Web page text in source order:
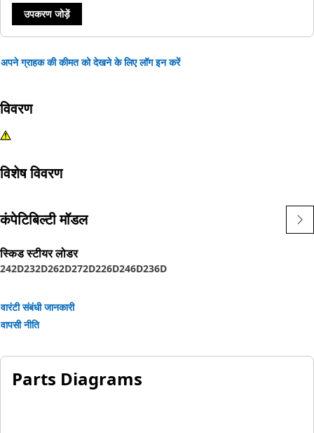
उपकरण जोड़ें
अपने ग्राहक की कीमत को देखने के लिए लॉग इन करें
विवरण
विशेष विवरण
कंपेटिबिल्टी मॉडल
स्किड स्टीयर लोडर
242D232D262D272D226D246D236D
वारंटी संबंधी जानकारी
वापसी नीति
Parts Diagrams